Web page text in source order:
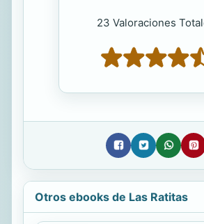
23 Valoraciones
Otros ebooks de Las Ratitas